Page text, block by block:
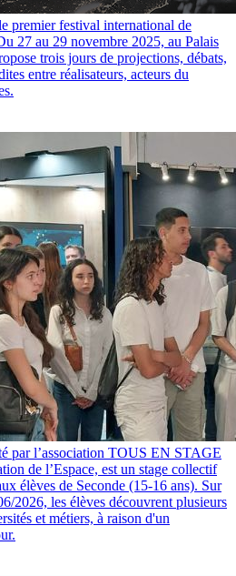
premier festival international de
27 au 29 novembre 2025, au Palais
trois jours de projections, débats,
entre réalisateurs, acteurs du
par l’association TOUS EN STAGE
de l’Espace, est un stage collectif
élèves de Seconde (15-16 ans). Sur
2026, les élèves découvrent plusieurs
et métiers, à raison d'un